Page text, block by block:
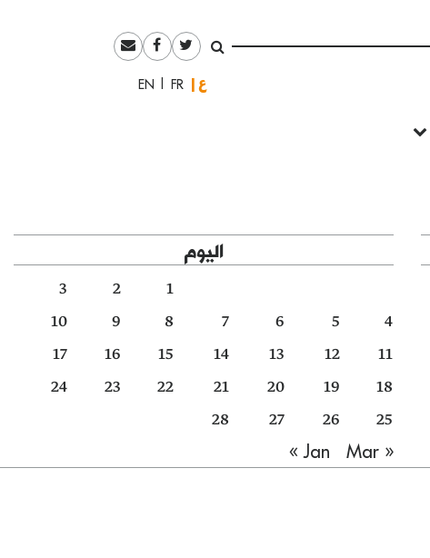
العربيةFrançais
English
اليوم
1
2
3
4
5
6
7
8
9
10
11
12
13
14
15
16
17
18
19
20
21
22
23
24
25
26
27
28
« Jan
Mar »